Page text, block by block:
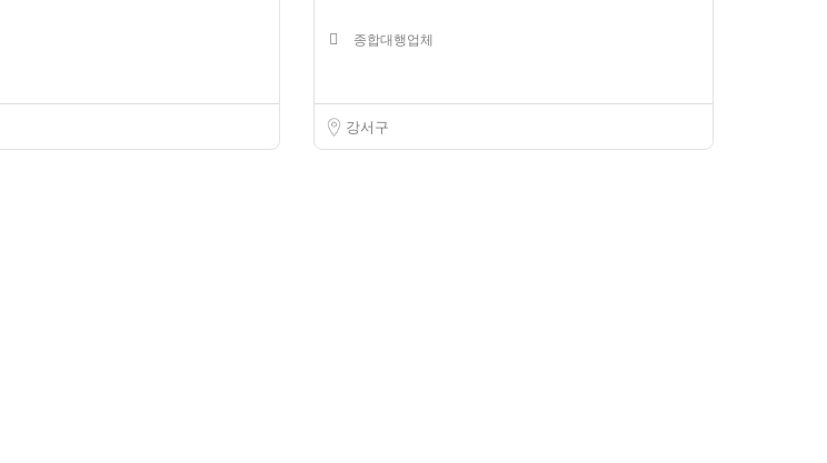
종합대행업체
강서구